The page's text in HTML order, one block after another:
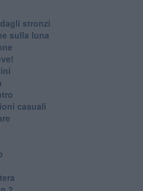
stronzi
sulla luna
casuali